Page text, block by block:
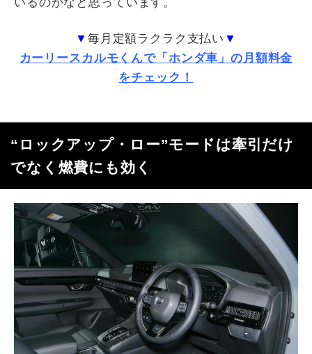
▼ 毎月定額ラクラク支払い ▼
カーリースカルモくんで「ホンダ車」の月額料金
をチェック！
“ロックアップ・ロー”モードは牽引だけ
でなく燃費にも効く